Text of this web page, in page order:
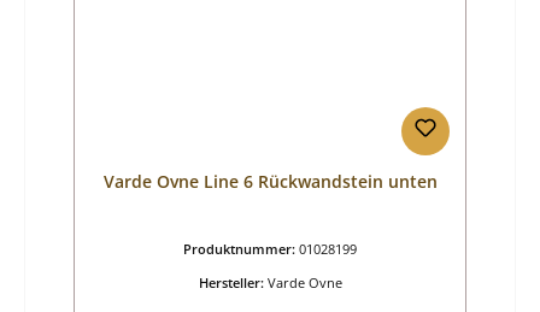
Varde Ovne Line 6 Rückwandstein unten
Produktnummer: 01028199
Hersteller: Varde Ovne